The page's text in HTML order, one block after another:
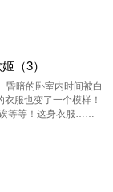
（3）
昏暗的卧室内时间被白
服也变了一个模样！
等等！这身衣服……